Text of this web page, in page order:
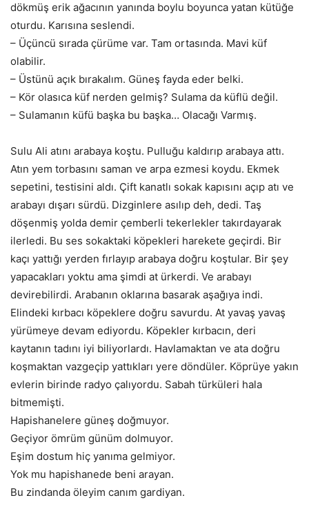
dökmüş erik ağacının yanında boylu boyunca yatan kütüğe
oturdu. Karısına seslendi.
– Üçüncü sırada çürüme var. Tam ortasında. Mavi küf
olabilir.
– Üstünü açık bırakalım. Güneş fayda eder belki.
– Kör olasıca küf nerden gelmiş? Sulama da küflü değil.
– Sulamanın küfü başka bu başka… Olacağı Varmış.
Sulu Ali atını arabaya koştu. Pulluğu kaldırıp arabaya attı.
Atın yem torbasını saman ve arpa ezmesi koydu. Ekmek
sepetini, testisini aldı. Çift kanatlı sokak kapısını açıp atı ve
arabayı dışarı sürdü. Dizginlere asılıp deh, dedi. Taş
döşenmiş yolda demir çemberli tekerlekler takırdayarak
ilerledi. Bu ses sokaktaki köpekleri harekete geçirdi. Bir
kaçı yattığı yerden fırlayıp arabaya doğru koştular. Bir şey
yapacakları yoktu ama şimdi at ürkerdi. Ve arabayı
devirebilirdi. Arabanın oklarına basarak aşağıya indi.
Elindeki kırbacı köpeklere doğru savurdu. At yavaş yavaş
yürümeye devam ediyordu. Köpekler kırbacın, deri
kaytanın tadını iyi biliyorlardı. Havlamaktan ve ata doğru
koşmaktan vazgeçip yattıkları yere döndüler. Köprüye yakın
evlerin birinde radyo çalıyordu. Sabah türküleri hala
bitmemişti.
Hapishanelere güneş doğmuyor.
Geçiyor ömrüm günüm dolmuyor.
Eşim dostum hiç yanıma gelmiyor.
Yok mu hapishanede beni arayan.
Bu zindanda öleyim canım gardiyan.